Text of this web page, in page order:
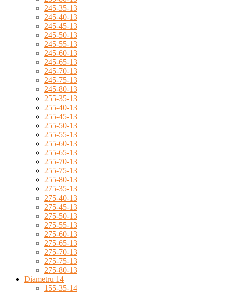
245-35-13
245-40-13
245-45-13
245-50-13
245-55-13
245-60-13
245-65-13
245-70-13
245-75-13
245-80-13
255-35-13
255-40-13
255-45-13
255-50-13
255-55-13
255-60-13
255-65-13
255-70-13
255-75-13
255-80-13
275-35-13
275-40-13
275-45-13
275-50-13
275-55-13
275-60-13
275-65-13
275-70-13
275-75-13
275-80-13
Diametru 14
155-35-14